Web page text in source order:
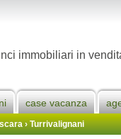
immobiliari in
case vacanza
›Turrivalignani